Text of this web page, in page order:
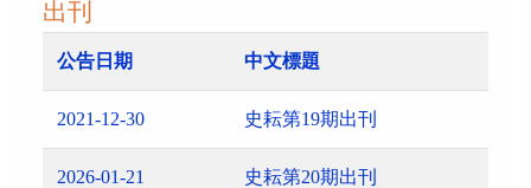
出刊
公告日期 中文標題
2021-12-30 史耘第19期出刊
2026-01-21 史耘第20期出刊